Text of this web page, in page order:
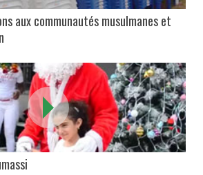
aux communautés musulmanes et